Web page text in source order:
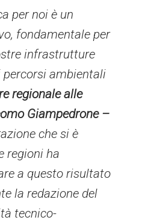
per noi è un
fondamentale per
infrastrutture
ambientali
regionale alle
Giampedrone –
che si è
regioni ha
a questo risultato
la redazione del
tecnico-